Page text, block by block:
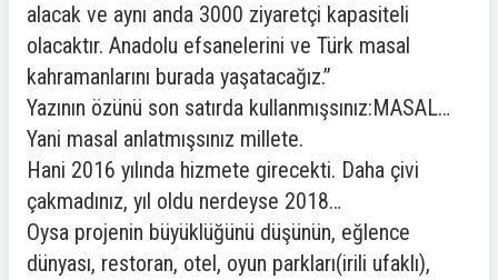
alacak ve aynı anda 3000 ziyaretçi kapasiteli
olacaktır. Anadolu efsanelerini ve Türk masal
kahramanlarını burada yaşatacağız.”
Yazının özünü son satırda kullanmışsınız:MASAL…
Yani masal anlatmışsınız millete.
Hani 2016 yılında hizmete girecekti. Daha çivi
çakmadınız, yıl oldu nerdeyse 2018…
Oysa projenin büyüklüğünü düşünün, eğlence
dünyası, restoran, otel, oyun parkları(irili ufaklı),